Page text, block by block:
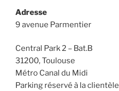
Adresse
9 avenue Parmentier
Central Park 2 – Bat.B
31200, Toulouse
Métro Canal du Midi
Parking réservé à la clientèle